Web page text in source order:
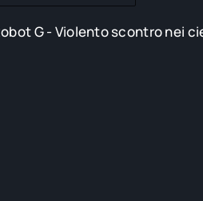
G - Violento scontro nei